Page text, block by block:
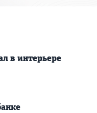
в интерьере